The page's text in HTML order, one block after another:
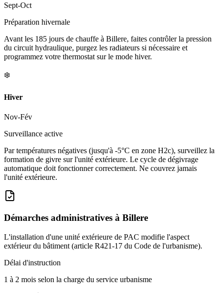
Sept-Oct
Préparation hivernale
Avant les 185 jours de chauffe à Billere, faites contrôler la pression
du circuit hydraulique, purgez les radiateurs si nécessaire et
programmez votre thermostat sur le mode hiver.
❄️
Hiver
Nov-Fév
Surveillance active
Par températures négatives (jusqu'à -5°C en zone H2c), surveillez la
formation de givre sur l'unité extérieure. Le cycle de dégivrage
automatique doit fonctionner correctement. Ne couvrez jamais
l'unité extérieure.
Démarches administratives à Billere
L'installation d'une unité extérieure de PAC modifie l'aspect
extérieur du bâtiment (article R421-17 du Code de l'urbanisme).
Délai d'instruction
1 à 2 mois selon la charge du service urbanisme